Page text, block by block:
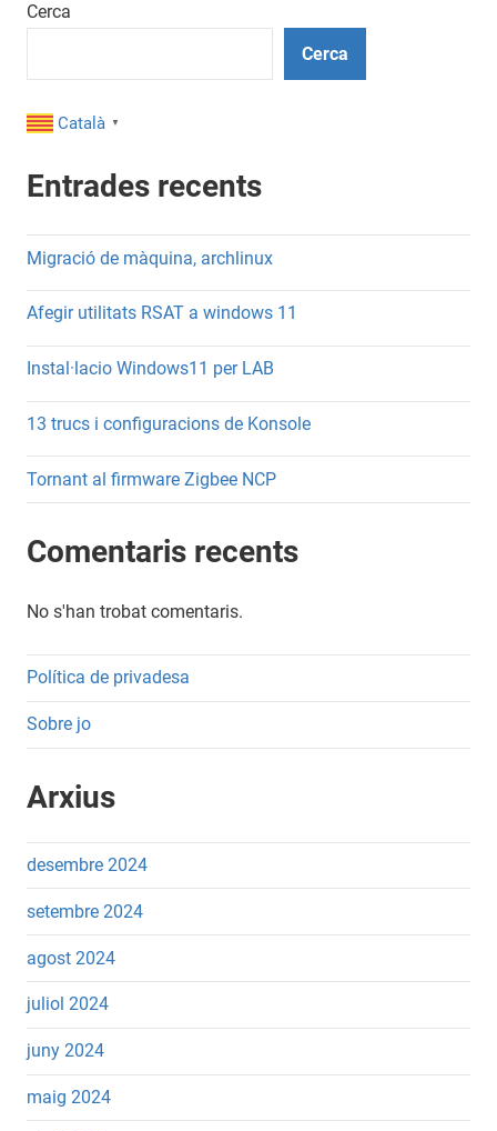
les
Cerca
Cerca
Català ▼
Entrades recents
Migració de màquina, archlinux
Afegir utilitats RSAT a windows 11
Instal·lacio Windows11 per LAB
13 trucs i configuracions de Konsole
Tornant al firmware Zigbee NCP
Comentaris recents
No s'han trobat comentaris.
Política de privadesa
Sobre jo
Arxius
desembre 2024
setembre 2024
agost 2024
juliol 2024
juny 2024
maig 2024